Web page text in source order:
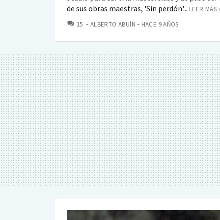
de sus obras maestras, 'Sin perdón'... LEER MÁS
15 COMENTARIOS
ALBERTO ABUÍN HACE 9 AÑOS